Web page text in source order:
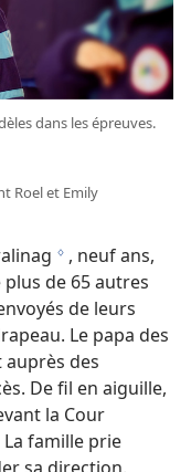
dans les épreuves.
Roel et Emily
g , neuf ans,
de 65 autres
de leurs
Le papa des
des
De fil en aiguille,
la Cour
La famille prie